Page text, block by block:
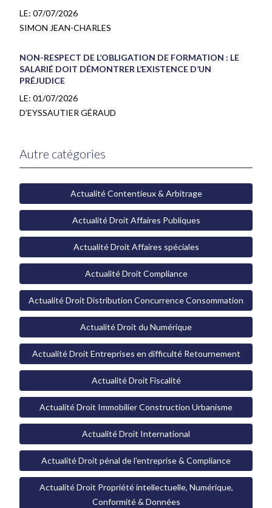
LE: 07/07/2026
SIMON JEAN-CHARLES
NON-RESPECT DE L’OBLIGATION DE FORMATION : LE
SALARIÉ DOIT DÉMONTRER L’EXISTENCE D’UN
PRÉJUDICE
LE: 01/07/2026
D’EYSSAUTIER GÉRAUD
Autre catégories
Actualité Contentieux & Arbitrage
Actualité Droit Affaires Publiques
Actualité Droit Affaires spéciales
Actualité Droit Compliance
Actualité Droit Distribution Concurrence Consommation
Actualité Droit du Numérique
Actualité Droit Entreprises en difficulté Retournement
Actualité Droit Fiscalité
Actualité Droit Immobilier Construction Urbanisme
Actualité Droit International
Actualité Droit pénal de l'entreprise & Compliance
Actualité Droit Propriété intellectuelle, Numérique,
Conformité & Données